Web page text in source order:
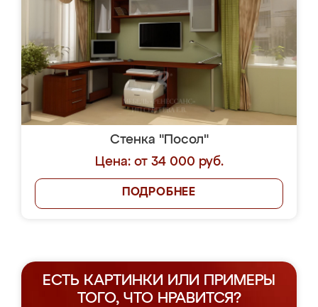
Стенка "Посол"
Цена: от 34 000 руб.
ПОДРОБНЕЕ
ЕСТЬ КАРТИНКИ ИЛИ ПРИМЕРЫ
ТОГО, ЧТО НРАВИТСЯ?